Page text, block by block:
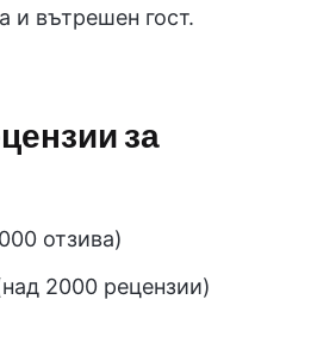
и вътрешен гост.
за
отзива)
2000 рецензии)